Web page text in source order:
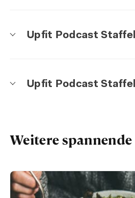
Upfit Podcast
Upfit Podcast
Weitere